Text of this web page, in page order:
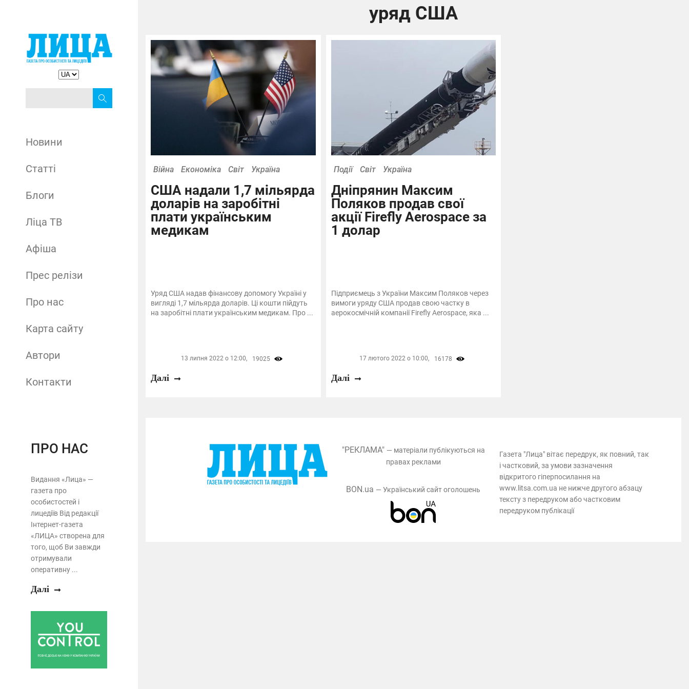
Новини
Статті
Блоги
Ліца ТВ
Афіша
Прес релізи
Про нас
Карта сайту
Автори
Контакти
ПРО НАС
Видання «Лица» —
газета про
особистостей і
лицедіїв Від редакції
Інтернет-газета
«ЛИЦА» створена для
того, щоб Ви завжди
отримували
оперативну ...
Далі
уряд США
Війна Економіка Світ Україна
США надали 1,7 мільярда
доларів на заробітні
плати українським
медикам
Уряд США надав фінансову допомогу Україні у
вигляді 1,7 мільярда доларів. Ці кошти пійдуть
на заробітні плати українським медикам. Про ...
13 липня 2022 о 12:00, 19025
Далі
Події Світ Україна
Дніпрянин Максим
Поляков продав свої
акції Firefly Aerospace за
1 долар
Підприємець з України Максим Поляков через
вимоги уряду США продав свою частку в
аерокосмічній компанії Firefly Aerospace, яка ...
17 лютого 2022 о 10:00, 16178
Далі
"РЕКЛАМА" — матеріали публікуються на
правах реклами
BON.ua — Український сайт оголошень
Газета "Лица" вітає передрук, як повний, так
і частковий, за умови зазначення
відкритого гіперпосилання на
www.litsa.com.ua не нижче другого абзацу
тексту з передруком або частковим
передруком публікації